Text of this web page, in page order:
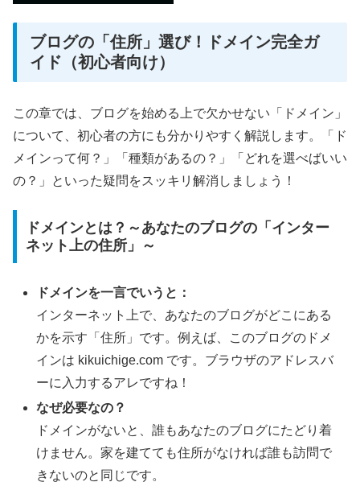
ブログの「住所」選び！ドメイン完全ガ
イド（初心者向け）
この章では、ブログを始める上で欠かせない「ドメイン」
について、初心者の方にも分かりやすく解説します。「ド
メインって何？」「種類があるの？」「どれを選べばいい
の？」といった疑問をスッキリ解消しましょう！
ドメインとは？～あなたのブログの「インター
ネット上の住所」～
ドメインを一言でいうと：
インターネット上で、あなたのブログがどこにある
かを示す「住所」です。例えば、このブログのドメ
インは kikuichige.com です。ブラウザのアドレスバ
ーに入力するアレですね！
なぜ必要なの？
ドメインがないと、誰もあなたのブログにたどり着
けません。家を建てても住所がなければ誰も訪問で
きないのと同じです。